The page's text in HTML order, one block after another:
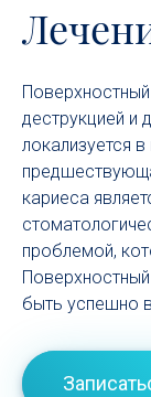
деструкцией и
локализуется
кариеса
проблемой,
быть успешно